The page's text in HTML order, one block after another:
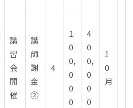
講
習
会
開
催
講
師
謝
金
②
4
1
0
0,
0
0
0
4
0
0,
0
0
0
1
0
月